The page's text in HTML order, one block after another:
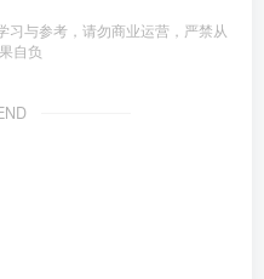
习与参考，请勿商业运营，严禁从
自负